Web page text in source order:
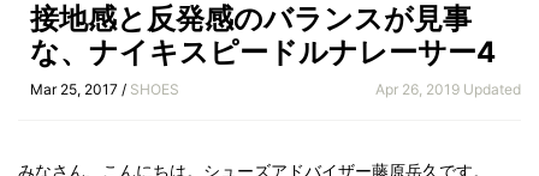
接地感と反発感のバランスが見事
な、ナイキスピードルナレーサー4
Mar 25, 2017 / SHOES Apr 26, 2019 Updated
みなさん、こんにちは。シューズアドバイザー藤原岳久です。